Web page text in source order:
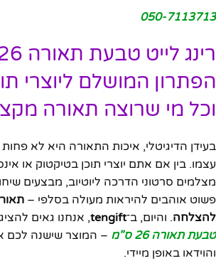
050-7113713
הפתרון המושלם ליוצרי
וכל מי שרוצה תאורה
בעידן הדיגיטלי, איכות התאורה היא לא
עצמו. בין אם אתם יוצרי תוכן בטיקטוק או
מצלמים סרטוני הדרכה ליוטיוב, מבצעים
פשוט אוהבים להיראות מעולה בסלפי –
להצלחה. והיום, ב־tengift, אנחנו גאים
טבעת תאורה 26 ס"מ
– המוצר שישנה לכם
והוידאו באופן מיידי.